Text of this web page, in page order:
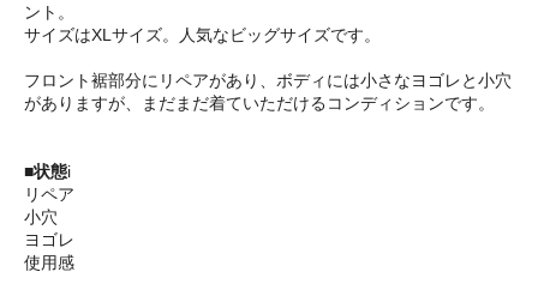
ント。
サイズはXLサイズ。人気なビッグサイズです。
フロント裾部分にリペアがあり、ボディには小さなヨゴレと小穴
がありますが、まだまだ着ていただけるコンディションです。
■状態i
リペア
小穴
ヨゴレ
使用感